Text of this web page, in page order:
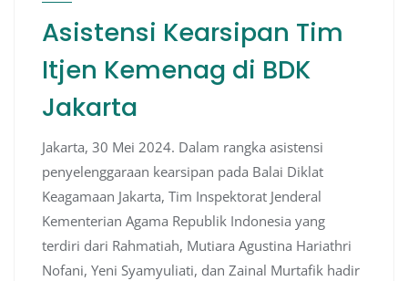
Asistensi Kearsipan Tim
Itjen Kemenag di BDK
Jakarta
Jakarta, 30 Mei 2024. Dalam rangka asistensi
penyelenggaraan kearsipan pada Balai Diklat
Keagamaan Jakarta, Tim Inspektorat Jenderal
Kementerian Agama Republik Indonesia yang
terdiri dari Rahmatiah, Mutiara Agustina Hariathri
Nofani, Yeni Syamyuliati, dan Zainal Murtafik hadir